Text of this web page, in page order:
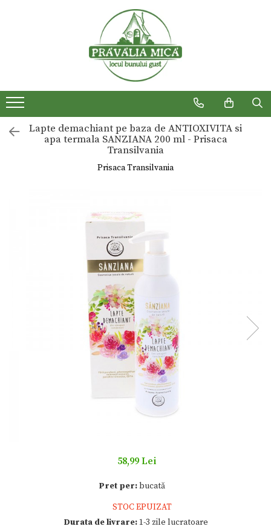
Lapte demachiant pe baza de ANTIOXIVITA si
apa termala SANZIANA 200 ml - Prisaca
Transilvania
Prisaca Transilvania
58,99 Lei
Pret per:bucată
STOC EPUIZAT
Durata de livrare:1-3 zile lucratoare